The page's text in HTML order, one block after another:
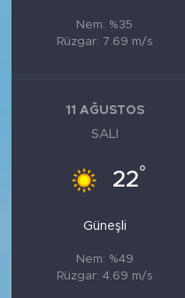
Nem: %35
Rüzgar: 7.69 m/s
11 AĞUSTOS
SALI
22°
Güneşli
Nem: %49
Rüzgar: 4.69 m/s
ALINTI YAZARLAR